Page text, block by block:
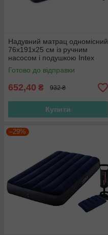
Надувний матрац одномісний
76х191х25 см із ручним
насосом і подушкою Intex
64756, односпальний,
велюровий
Готово до відправки
652,40 ₴ 932 ₴
Купити
–29%